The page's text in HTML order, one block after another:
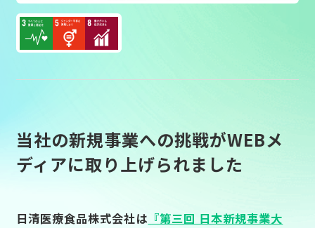
Recruit
Recruit
Sustainability
Sustainability
Privacy
Privacy
当社の新規事業への挑戦がWEBメ
ディアに取り上げられました
日清医療食品株式会社は 『第三回 日本新規事業大